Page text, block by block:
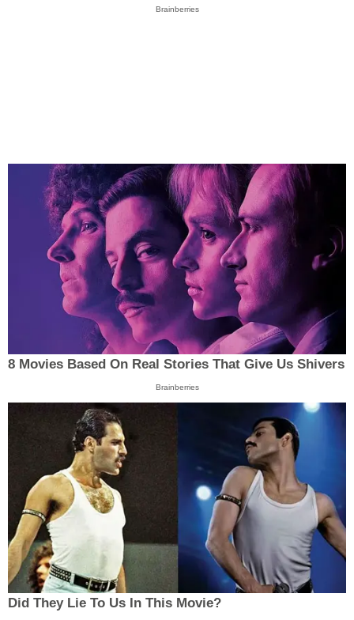
Brainberries
8 Movies Based On Real Stories That Give Us Shivers
Brainberries
Did They Lie To Us In This Movie?